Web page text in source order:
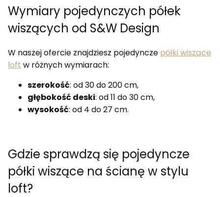
Wymiary pojedynczych półek
wiszących od S&W Design
W naszej ofercie znajdziesz pojedyncze półki wiszące
loft w różnych wymiarach:
szerokość: od 30 do 200 cm,
głębokość deski: od 11 do 30 cm,
wysokość: od 4 do 27 cm.
Gdzie sprawdzą się pojedyncze
półki wiszące na ścianę w stylu
loft?